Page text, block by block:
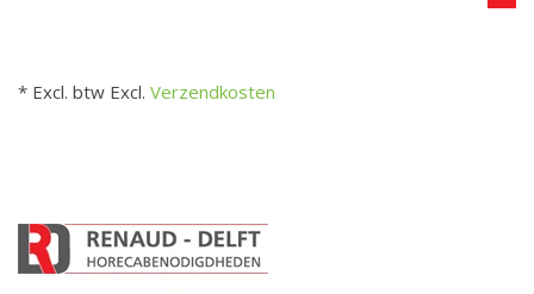
* Excl. btw Excl. Verzendkosten